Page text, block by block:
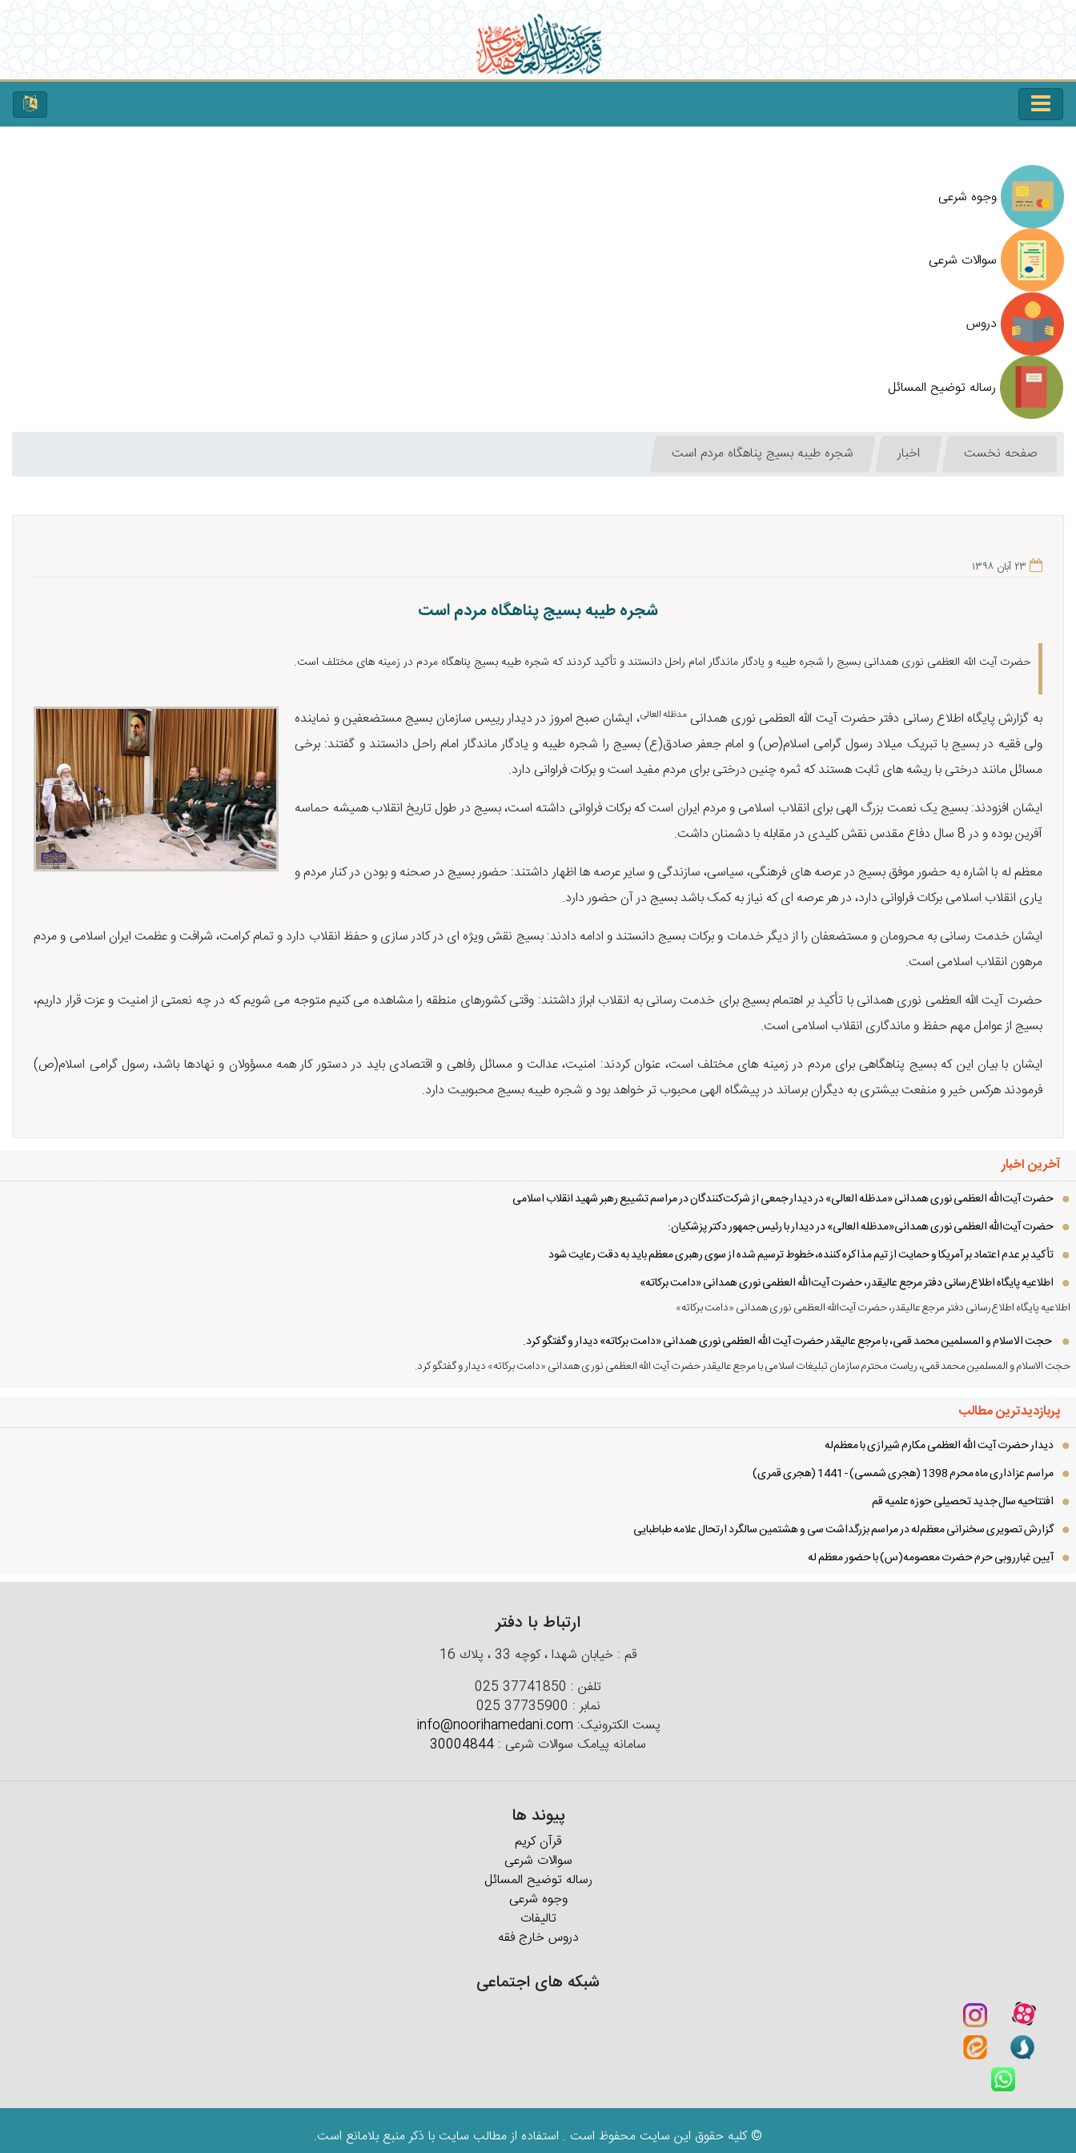
وجوه شرعی
سوالات شرعی
دروس
رساله توضیح المسائل
صفحه نخست اخبار شجره طیبه بسیج پناهگاه مردم است
۲۳ آبان ۱۳۹۸
شجره طیبه بسیج پناهگاه مردم است
حضرت آیت الله العظمی نوری همدانی بسیج را شجره طیبه و یادگار ماندگار امام راحل دانستند و تأکید کردند که شجره طیبه بسیج پناهگاه مردم در زمینه های مختلف است.
به گزارش پایگاه اطلاع رسانی دفتر حضرت آیت الله العظمی نوری همدانی مدظله العالی، ایشان صبح امروز در دیدار رییس سازمان بسیج مستضعفین و نماینده
ولی فقیه در بسیج با تبریک میلاد رسول گرامی اسلام(ص) و امام جعفر صادق(ع) بسیج را شجره طیبه و یادگار ماندگار امام راحل دانستند و گفتند: برخی
مسائل مانند درختی با ریشه های ثابت هستند که ثمره چنین درختی برای مردم مفید است و برکات فراوانی دارد.
ایشان افزودند: بسیج یک نعمت بزرگ الهی برای انقلاب اسلامی و مردم ایران است که برکات فراوانی داشته است، بسیج در طول تاریخ انقلاب همیشه حماسه
آفرین بوده و در 8 سال دفاع مقدس نقش کلیدی در مقابله با دشمنان داشت.
معظم له با اشاره به حضور موفق بسیج در عرصه های فرهنگی، سیاسی، سازندگی و سایر عرصه ها اظهار داشتند: حضور بسیج در صحنه و بودن در کنار مردم و
یاری انقلاب اسلامی برکات فراوانی دارد، در هر عرصه ای که نیاز به کمک باشد بسیج در آن حضور دارد.
ایشان خدمت رسانی به محرومان و مستضعفان را از دیگر خدمات و برکات بسیج دانستند و ادامه دادند: بسیج نقش ویژه ای در کادر سازی و حفظ انقلاب دارد و تمام کرامت، شرافت و عظمت ایران اسلامی و مردم
مرهون انقلاب اسلامی است.
حضرت آیت الله العظمی نوری همدانی با تأکید بر اهتمام بسیج برای خدمت رسانی به انقلاب ابراز داشتند: وقتی کشورهای منطقه را مشاهده می کنیم متوجه می شویم که در چه نعمتی از امنیت و عزت قرار داریم،
بسیج از عوامل مهم حفظ و ماندگاری انقلاب اسلامی است.
ایشان با بیان این که بسیج پناهگاهی برای مردم در زمینه های مختلف است، عنوان کردند: امنیت، عدالت و مسائل رفاهی و اقتصادی باید در دستور کار همه مسؤولان و نهادها باشد، رسول گرامی اسلام(ص)
فرمودند هرکس خیر و منفعت بیشتری به دیگران برساند در پیشگاه الهی محبوب تر خواهد بود و شجره طیبه بسیج محبوبیت دارد.
آخرین اخبار
حضرت آیت‌الله العظمی نوری همدانی «مدظله العالی» در دیدار جمعی از شرکت‌کنندگان در مراسم تشییع رهبر شهید انقلاب اسلامی
حضرت آیت‌الله العظمی نوری همدانی«مدظله العالی» در دیدار با رئیس جمهور دکتر پزشکیان:
تأکید بر عدم اعتماد بر آمریکا و حمایت از تیم مذاکره کننده، خطوط ترسیم شده از سوی رهبری معظم باید به دقت رعایت شود
اطلاعیه پایگاه اطلاع‌رسانی دفتر مرجع عالیقدر، حضرت آیت‌الله العظمی نوری همدانی «دامت برکاته»
اطلاعیه پایگاه اطلاع‌رسانی دفتر مرجع عالیقدر، حضرت آیت‌الله العظمی نوری همدانی «دامت برکاته»
حجت الاسلام و المسلمین محمد قمی، با مرجع عالیقدر حضرت آیت الله العظمی نوری همدانی «دامت برکاته» دیدار و گفتگو کرد.
حجت الاسلام و المسلمین محمد قمی، ریاست محترم سازمان تبلیغات اسلامی با مرجع عالیقدر حضرت آیت الله العظمی نوری همدانی «دامت برکاته» دیدار و گفتگو کرد.
پربازدیدترین مطالب
دیدار حضرت آیت الله العظمی مكارم شیرازی با معظم‌له
مراسم عزاداری ماه محرم 1398 (هجری شمسی) - 1441 (هجری قمری)
افتتاحیه سال جدید تحصیلی حوزه علمیه قم
گزارش تصویری سخنرانی معظم‌له در مراسم بزرگداشت سی و هشتمین سالگرد ارتحال علامه طباطبایی
آیین غبارروبی حرم حضرت معصومه(س) با حضور معظم له
ارتباط با دفتر
قم : خیابان شهدا ، كوچه 33 ، پلاك 16
تلفن : 025 37741850
نمابر : 025 37735900
پست الکترونیک: info@noorihamedani.com
سامانه پیامک سوالات شرعی : 30004844
پیوند ها
قرآن کریم
سوالات شرعی
رساله توضیح المسائل
وجوه شرعی
تالیفات
دروس خارج فقه
شبکه های اجتماعی
© کلیه حقوق این سایت محفوظ است . استفاده از مطالب سایت با ذکر منبع بلامانع است.